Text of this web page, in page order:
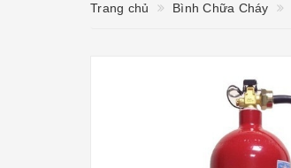
Trang chủ Bình Chữa Cháy